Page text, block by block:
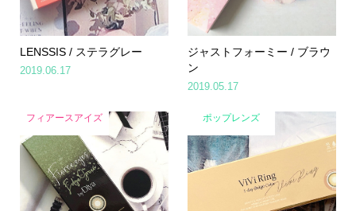
LENSSIS / ステラグレー
2019.06.17
ジャストフォーミー / ブラウ
ン
2019.05.17
フィアースアイズ ポップレンズ